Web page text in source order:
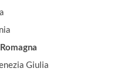
Montalti 6, Cesena
Giulia